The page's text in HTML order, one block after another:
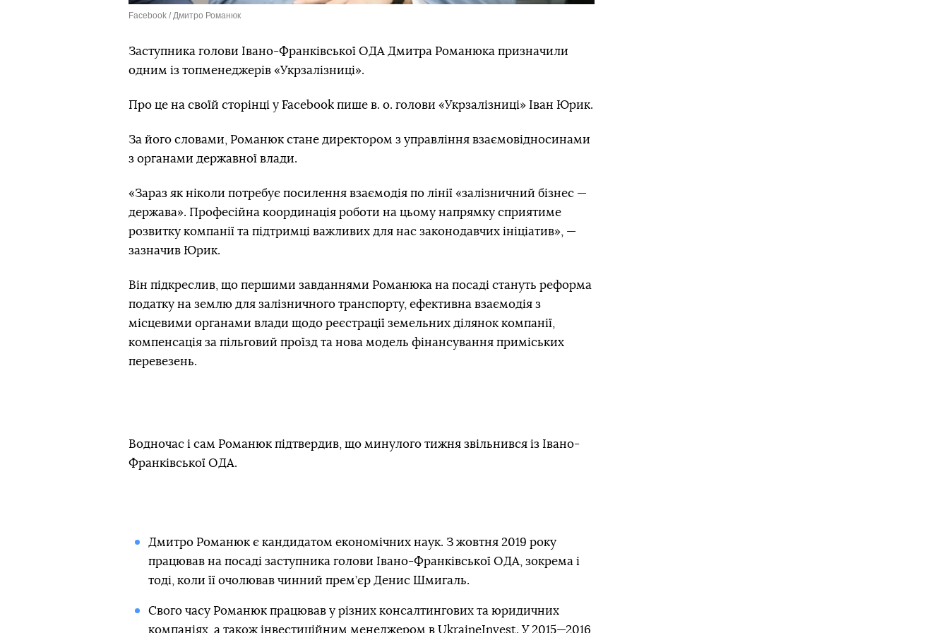
Facebook / Дмитро Романюк
Заступника голови Івано-Франківської ОДА Дмитра Романюка призначили
одним із топменеджерів «Укрзалізниці».
Про це на своїй сторінці у Facebook пише в. о. голови «Укрзалізниці» Іван Юрик.
За його словами, Романюк стане директором з управління взаємовідносинами
з органами державної влади.
«Зараз як ніколи потребує посилення взаємодія по лінії «залізничний бізнес —
держава». Професійна координація роботи на цьому напрямку сприятиме
розвитку компанії та підтримці важливих для нас законодавчих ініціатив», —
зазначив Юрик.
Він підкреслив, що першими завданнями Романюка на посаді стануть реформа
податку на землю для залізничного транспорту, ефективна взаємодія з
місцевими органами влади щодо реєстрації земельних ділянок компанії,
компенсація за пільговий проїзд та нова модель фінансування приміських
перевезень.
Водночас і сам Романюк підтвердив, що минулого тижня звільнився із Івано-
Франківської ОДА.
Дмитро Романюк є кандидатом економічних наук. З жовтня 2019 року
працював на посаді заступника голови Івано-Франківської ОДА, зокрема і
тоді, коли її очолював чинний прем’єр Денис Шмигаль.
Свого часу Романюк працював у різних консалтингових та юридичних
компаніях, а також інвестиційним менеджером в UkraineInvest. У 2015—2016